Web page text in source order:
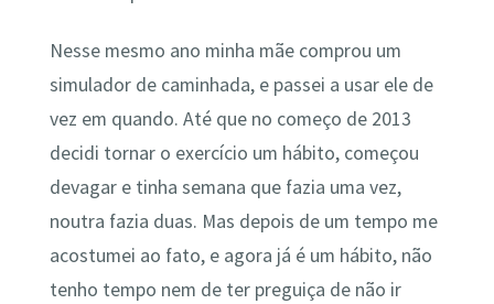
Nesse mesmo ano minha mãe comprou um
simulador de caminhada, e passei a usar ele de
vez em quando. Até que no começo de 2013
decidi tornar o exercício um hábito, começou
devagar e tinha semana que fazia uma vez,
noutra fazia duas. Mas depois de um tempo me
acostumei ao fato, e agora já é um hábito, não
tenho tempo nem de ter preguiça de não ir